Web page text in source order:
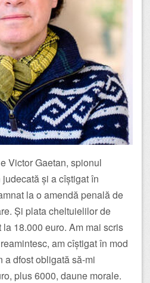
Victor Gaetan, spionul
și a cîștigat în
la o amendă penală de
Și plata cheltuielilor de
18.000 euro. Am mai scris
am cîștigat în mod
a dfost obligată să-mi
plus 6000, daune morale.